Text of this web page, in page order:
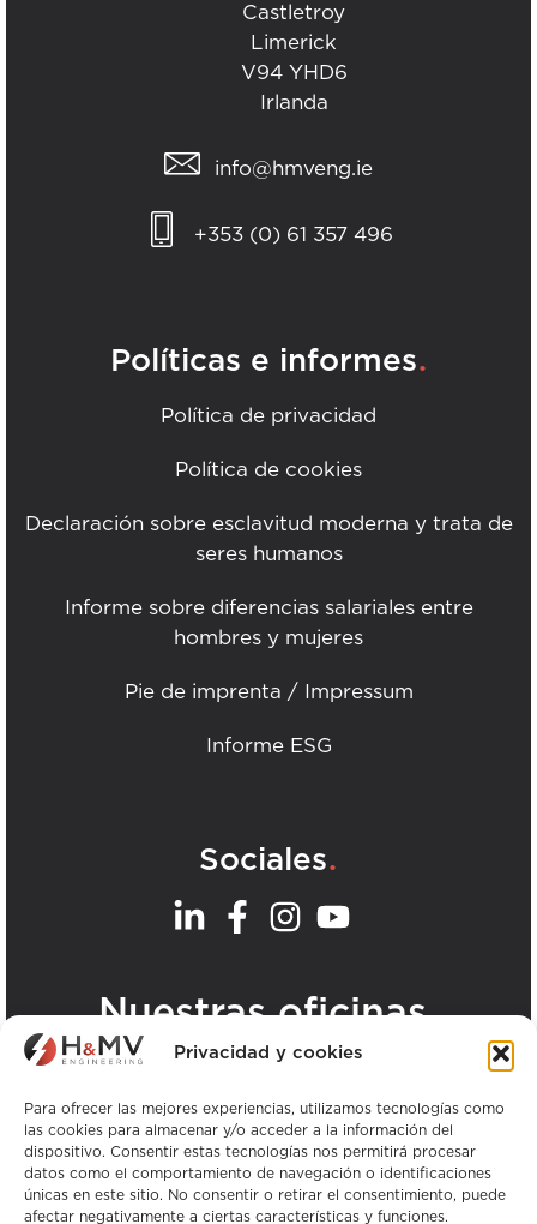
Privacidad y cookies
Para ofrecer las mejores experiencias, utilizamos tecnologías como
las cookies para almacenar y/o acceder a la información del
dispositivo. Consentir estas tecnologías nos permitirá procesar
datos como el comportamiento de navegación o identificaciones
únicas en este sitio. No consentir o retirar el consentimiento, puede
afectar negativamente a ciertas características y funciones.
Castletroy
Limerick
V94 YHD6
Irlanda
info@hmveng.ie
+353 (0) 61 357 496
Políticas e informes.
Política de privacidad
Política de cookies
Declaración sobre esclavitud moderna y trata de
seres humanos
Informe sobre diferencias salariales entre
hombres y mujeres
Pie de imprenta / Impressum
Informe ESG
Sociales.
Nuestras oficinas.
Ver todas las oficinas de H&MV